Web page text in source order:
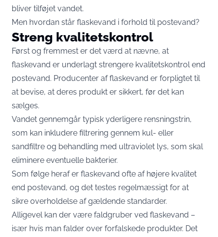
bliver tilføjet vandet.
Men hvordan står flaskevand i forhold til postevand?
Streng kvalitetskontrol
Først og fremmest er det værd at nævne, at
flaskevand er underlagt strengere kvalitetskontrol end
postevand. Producenter af flaskevand er forpligtet til
at bevise, at deres produkt er sikkert, før det kan
sælges.
Vandet gennemgår typisk yderligere rensningstrin,
som kan inkludere filtrering gennem kul- eller
sandfiltre og behandling med ultraviolet lys, som skal
eliminere eventuelle bakterier.
Som følge heraf er flaskevand ofte af højere kvalitet
end postevand, og det testes regelmæssigt for at
sikre overholdelse af gældende standarder.
Alligevel kan der være faldgruber ved flaskevand –
især hvis man falder over forfalskede produkter. Det